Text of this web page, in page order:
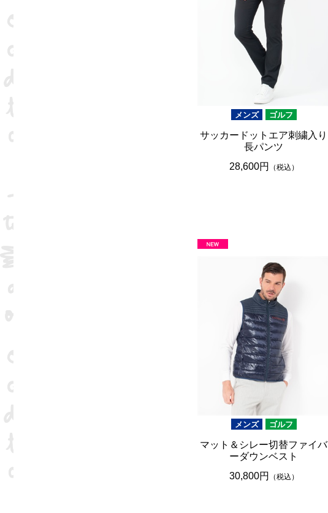
メンズ ゴルフ
サッカードットエア刺繍入り
長パンツ
28,600円
（税込）
メンズ ゴルフ
マット＆シレー切替ファイバ
ーダウンベスト
30,800円
（税込）